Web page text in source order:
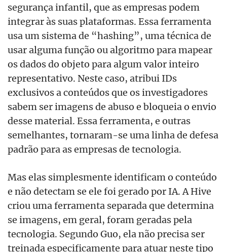
segurança infantil, que as empresas podem
integrar às suas plataformas. Essa ferramenta
usa um sistema de “hashing”, uma técnica de
usar alguma função ou algoritmo para mapear
os dados do objeto para algum valor inteiro
representativo. Neste caso, atribui IDs
exclusivos a conteúdos que os investigadores
sabem ser imagens de abuso e bloqueia o envio
desse material. Essa ferramenta, e outras
semelhantes, tornaram-se uma linha de defesa
padrão para as empresas de tecnologia.
Mas elas simplesmente identificam o conteúdo
e não detectam se ele foi gerado por IA. A Hive
criou uma ferramenta separada que determina
se imagens, em geral, foram geradas pela
tecnologia. Segundo Guo, ela não precisa ser
treinada especificamente para atuar neste tipo